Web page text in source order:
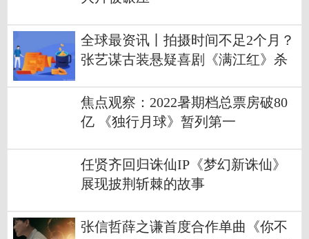
全球最资讯丨拍摄时间不足2个月？
张艺谋古装悬疑喜剧《满江红》杀
焦点观察：2022暑期档总票房破80
亿 《独行月球》暂列第一
任贤齐回归诛仙IP《梦幻新诛仙》
展现披荆斩棘的故事
张信哲薛之谦首度合作单曲《你不